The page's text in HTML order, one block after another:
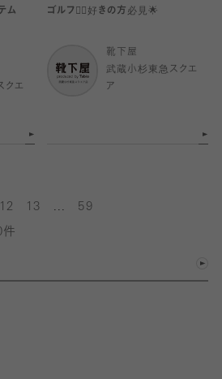
ム
クエ
ゴルフ🏌️‍♂️好きの方必見🌟
靴下屋
武蔵小杉東急スクエ
ア
12 13 59